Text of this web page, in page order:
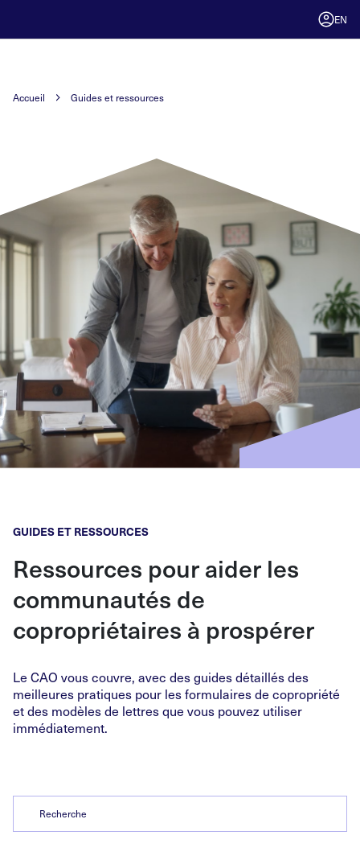
EN
Accueil Guides et ressources
GUIDES ET RESSOURCES
Ressources pour aider les
communautés de
copropriétaires à prospérer
Le CAO vous couvre, avec des guides détaillés des
meilleures pratiques pour les formulaires de copropriété
et des modèles de lettres que vous pouvez utiliser
immédiatement.
Search